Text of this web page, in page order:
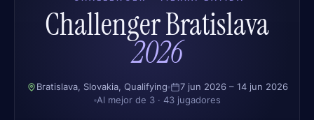
Challenger Bratislava
2026
Bratislava, Slovakia, Qualifying
7 jun 2026 – 14 jun 2026
Al mejor de 3 · 43 jugadores